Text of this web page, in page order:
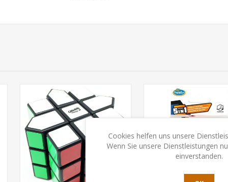
Cookies helfen uns unsere
Wenn Sie unsere Dienstleistungen
einverstanden.